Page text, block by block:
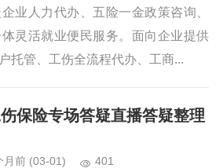
业人力代办、五险一金政策咨询、
灵活就业便民服务。面向企业提供
托管、工伤全流程代办、工商...
保险专场答疑直播答疑整理
月前 (03-01) 401